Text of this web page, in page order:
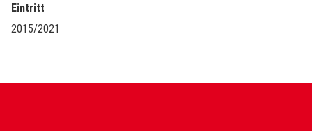
Eintritt
2015/2021